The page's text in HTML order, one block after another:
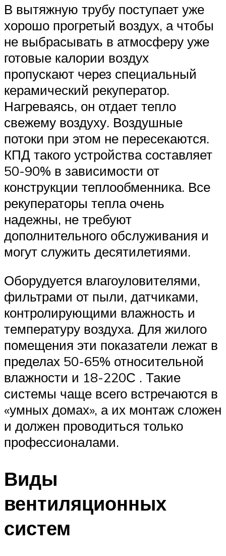
В вытяжную трубу поступает уже
хорошо прогретый воздух, а чтобы
не выбрасывать в атмосферу уже
готовые калории воздух
пропускают через специальный
керамический рекуператор.
Нагреваясь, он отдает тепло
свежему воздуху. Воздушные
потоки при этом не пересекаются.
КПД такого устройства составляет
50-90% в зависимости от
конструкции теплообменника. Все
рекуператоры тепла очень
надежны, не требуют
дополнительного обслуживания и
могут служить десятилетиями.
Оборудуется влагоуловителями,
фильтрами от пыли, датчиками,
контролирующими влажность и
температуру воздуха. Для жилого
помещения эти показатели лежат в
пределах 50-65% относительной
влажности и 18-220С . Такие
системы чаще всего встречаются в
«умных домах», а их монтаж сложен
и должен проводиться только
профессионалами.
Виды
вентиляционных
систем